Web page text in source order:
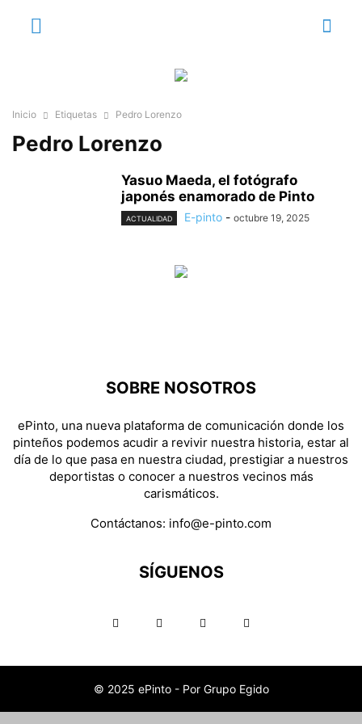
Inicio Etiquetas Pedro Lorenzo
Pedro Lorenzo
Yasuo Maeda, el fotógrafo
japonés enamorado de Pinto
ACTUALIDAD E-pinto - octubre 19, 2025
SOBRE NOSOTROS
ePinto, una nueva plataforma de comunicación donde los
pinteños podemos acudir a revivir nuestra historia, estar al
día de lo que pasa en nuestra ciudad, prestigiar a nuestros
deportistas o conocer a nuestros vecinos más
carismáticos.
Contáctanos: info@e-pinto.com
SÍGUENOS
© 2025 ePinto - Por Grupo Egido